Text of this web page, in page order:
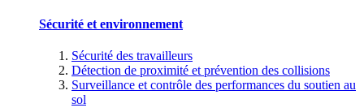
Sécurité et environnement
Sécurité des travailleurs
Détection de proximité et prévention des collisions
Surveillance et contrôle des performances du soutien au
sol